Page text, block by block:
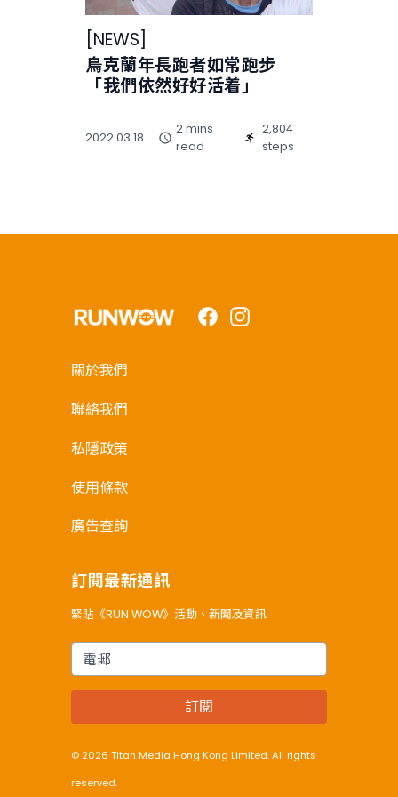
NEWS
烏克蘭年長跑者如常跑步
「我們依然好好活着」
2022.03.18
2 mins
read
2,804
steps
FacebookInstagram
關於我們
聯絡我們
私隱政策
使用條款
廣告查詢
訂閱最新通訊
緊貼《RUN WOW》活動、新聞及資訊
電郵
訂閱
© 2026 Titan Media Hong Kong Limited. All rights
reserved.